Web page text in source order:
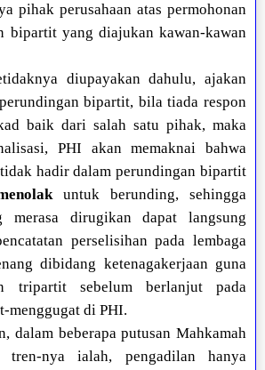
pihak perusahaan atas permohonan
bipartit yang diajukan kawan-kawan
diupayakan dahulu, ajakan
bipartit, bila tiada respon
baik dari salah satu pihak, maka
PHI akan memaknai bahwa
hadir dalam perundingan bipartit
untuk berunding, sehingga
merasa dirugikan dapat langsung
perselisihan pada lembaga
dibidang ketenagakerjaan guna
tripartit sebelum berlanjut pada
menggugat di PHI.
dalam beberapa putusan Mahkamah
nya ialah, pengadilan hanya